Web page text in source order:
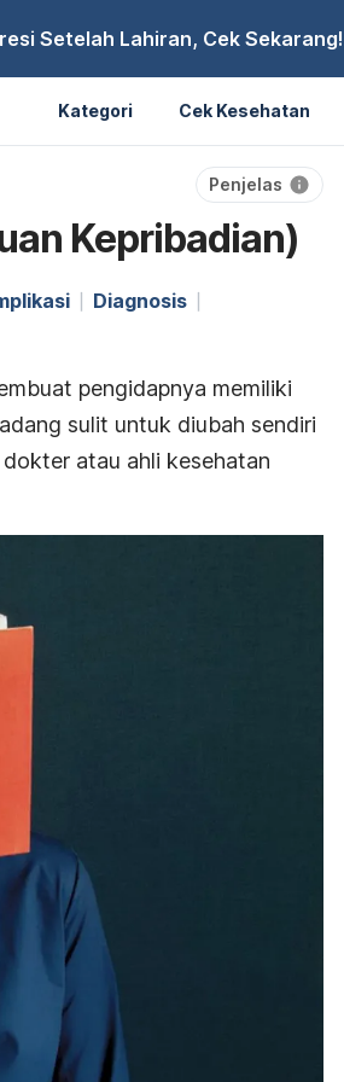
Setelah Lahiran, Cek Sekarang!
Kategori Cek Kesehatan
Penjelas
Kepribadian)
Diagnosis
pengidapnya memiliki
sulit untuk diubah sendiri
atau ahli kesehatan